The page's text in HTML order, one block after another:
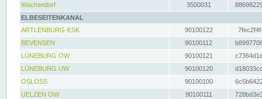
Wachendorf
3500031
ELBESEITENKANAL
ARTLENBURG-ESK
90100122
BEVENSEN
90100112
LÜNEBURG OW
90100121
LÜNEBURG UW
90100120
OSLOSS
90100100
UELZEN OW
90100111